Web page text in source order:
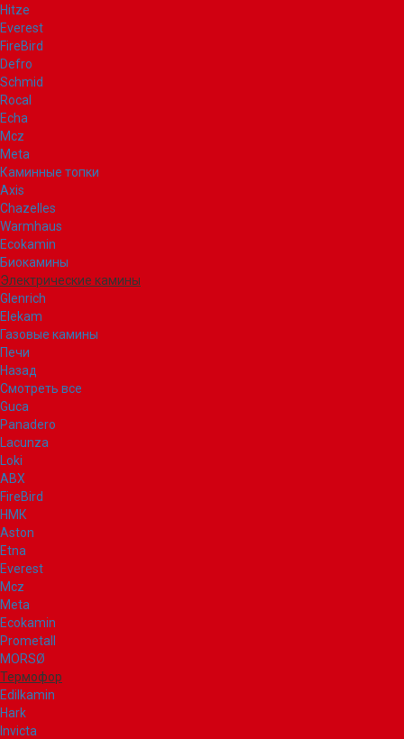
Hitze
Everest
FireBird
Defro
Schmid
Rocal
Echa
Mcz
Meta
Каминные топки
Axis
Chazelles
Warmhaus
Ecokamin
Биокамины
Электрические камины
Glenrich
Elekam
Газовые камины
Печи
Назад
Смотреть все
Guca
Panadero
Lacunza
Loki
ABX
FireBird
НМК
Aston
Etna
Everest
Mcz
Meta
Ecokamin
Prometall
MORSØ
Термофор
Edilkamin
Hark
Invicta